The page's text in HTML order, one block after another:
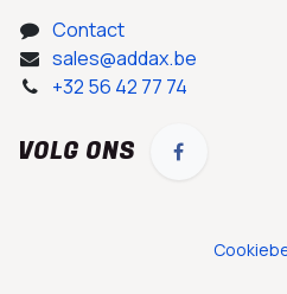
Contact
sales@addax.be
+32 56 42 77 74
VOLG ONS